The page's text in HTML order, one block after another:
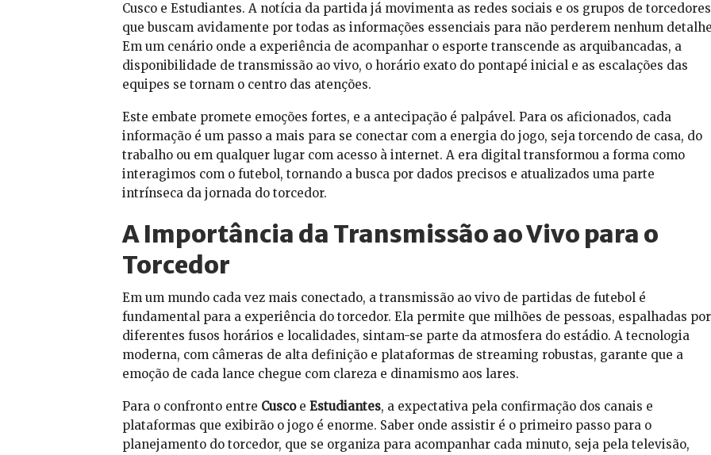
Cusco e Estudiantes. A notícia da partida já movimenta as redes sociais e os grupos de
que buscam avidamente por todas as informações essenciais para não perderem nenhum
Em um cenário onde a experiência de acompanhar o esporte transcende as arquibancadas, a
disponibilidade de transmissão ao vivo, o horário exato do pontapé inicial e as escalações das
equipes se tornam o centro das atenções.
Este embate promete emoções fortes, e a antecipação é palpável. Para os aficionados, cada
informação é um passo a mais para se conectar com a energia do jogo, seja torcendo de casa, do
trabalho ou em qualquer lugar com acesso à internet. A era digital transformou a forma como
interagimos com o futebol, tornando a busca por dados precisos e atualizados uma parte
intrínseca da jornada do torcedor.
A Importância da Transmissão ao Vivo para o
Torcedor
Em um mundo cada vez mais conectado, a transmissão ao vivo de partidas de futebol é
fundamental para a experiência do torcedor. Ela permite que milhões de pessoas, espalhadas por
diferentes fusos horários e localidades, sintam-se parte da atmosfera do estádio. A tecnologia
moderna, com câmeras de alta definição e plataformas de streaming robustas, garante que a
emoção de cada lance chegue com clareza e dinamismo aos lares.
Para o confronto entre Cuscoe Estudiantes, a expectativa pela confirmação dos canais e
plataformas que exibirão o jogo é enorme. Saber onde assistir é o primeiro passo para o
planejamento do torcedor, que se organiza para acompanhar cada minuto, seja pela televisão,